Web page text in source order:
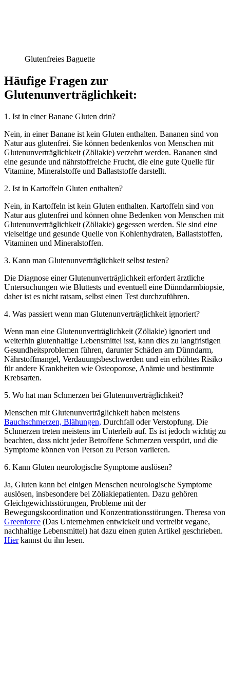
Glutenfreies Baguette
Häufige Fragen zur
Glutenunverträglichkeit:
1. Ist in einer Banane Gluten drin?
Nein, in einer Banane ist kein Gluten enthalten. Bananen sind von
Natur aus glutenfrei. Sie können bedenkenlos von Menschen mit
Glutenunverträglichkeit (Zöliakie) verzehrt werden. Bananen sind
eine gesunde und nährstoffreiche Frucht, die eine gute Quelle für
Vitamine, Mineralstoffe und Ballaststoffe darstellt.
2. Ist in Kartoffeln Gluten enthalten?
Nein, in Kartoffeln ist kein Gluten enthalten. Kartoffeln sind von
Natur aus glutenfrei und können ohne Bedenken von Menschen mit
Glutenunverträglichkeit (Zöliakie) gegessen werden. Sie sind eine
vielseitige und gesunde Quelle von Kohlenhydraten, Ballaststoffen,
Vitaminen und Mineralstoffen.
3. Kann man Glutenunverträglichkeit selbst testen?
Die Diagnose einer Glutenunverträglichkeit erfordert ärztliche
Untersuchungen wie Bluttests und eventuell eine Dünndarmbiopsie,
daher ist es nicht ratsam, selbst einen Test durchzuführen.
4. Was passiert wenn man Glutenunverträglichkeit ignoriert?
Wenn man eine Glutenunverträglichkeit (Zöliakie) ignoriert und
weiterhin glutenhaltige Lebensmittel isst, kann dies zu langfristigen
Gesundheitsproblemen führen, darunter Schäden am Dünndarm,
Nährstoffmangel, Verdauungsbeschwerden und ein erhöhtes Risiko
für andere Krankheiten wie Osteoporose, Anämie und bestimmte
Krebsarten.
5. Wo hat man Schmerzen bei Glutenunverträglichkeit?
Menschen mit Glutenunverträglichkeit haben meistens
Bauchschmerzen, Blähungen, Durchfall oder Verstopfung. Die
Schmerzen treten meistens im Unterleib auf. Es ist jedoch wichtig zu
beachten, dass nicht jeder Betroffene Schmerzen verspürt, und die
Symptome können von Person zu Person variieren.
6. Kann Gluten neurologische Symptome auslösen?
Ja, Gluten kann bei einigen Menschen neurologische Symptome
auslösen, insbesondere bei Zöliakiepatienten. Dazu gehören
Gleichgewichtsstörungen, Probleme mit der
Bewegungskoordination und Konzentrationsstörungen. Theresa von
Greenforce (Das Unternehmen entwickelt und vertreibt vegane,
nachhaltige Lebensmittel) hat dazu einen guten Artikel geschrieben.
Hierkannst du ihn lesen.